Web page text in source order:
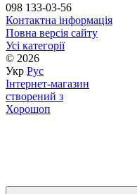
098 133-03-56
Контактна інформація
Повна версія сайту
Усі категорії
© 2026
Укр Рус
Інтернет-магазин
створений з
Хорошоп